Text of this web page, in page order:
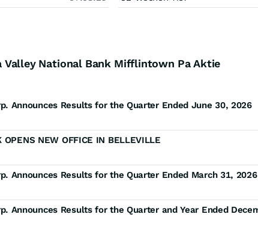
Valley National Bank Mifflintown Pa Aktie
Announces Results for the Quarter Ended June 30, 2026
OPENS NEW OFFICE IN BELLEVILLE
Announces Results for the Quarter Ended March 31, 2026